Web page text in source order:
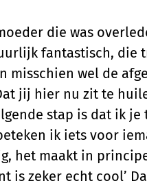
die was
fantastisch, die
misschien wel de
jij hier nu zit te
stap is dat ik je
ik iets voor
het maakt in
is zeker echt cool’